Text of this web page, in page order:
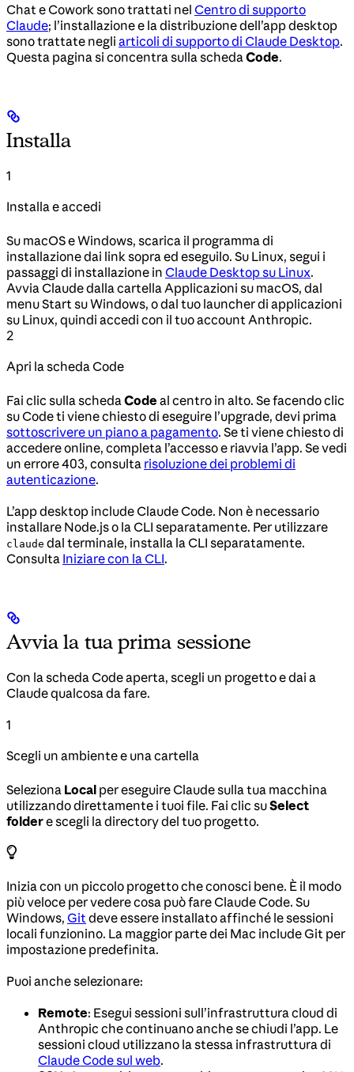
Chat e Cowork sono trattati nel Centro di supporto
Claude; l’installazione e la distribuzione dell’app desktop
sono trattate negli articoli di supporto di Claude Desktop.
Questa pagina si concentra sulla scheda Code.
Installa
1
Installa e accedi
Su macOS e Windows, scarica il programma di
installazione dai link sopra ed eseguilo. Su Linux, segui i
passaggi di installazione in Claude Desktop su Linux.
Avvia Claude dalla cartella Applicazioni su macOS, dal
menu Start su Windows, o dal tuo launcher di applicazioni
su Linux, quindi accedi con il tuo account Anthropic.
2
Apri la scheda Code
Fai clic sulla scheda Code al centro in alto. Se facendo clic
su Code ti viene chiesto di eseguire l’upgrade, devi prima
sottoscrivere un piano a pagamento. Se ti viene chiesto di
accedere online, completa l’accesso e riavvia l’app. Se vedi
un errore 403, consulta risoluzione dei problemi di
autenticazione.
L’app desktop include Claude Code. Non è necessario
installare Node.js o la CLI separatamente. Per utilizzare
claude dal terminale, installa la CLI separatamente.
Consulta Iniziare con la CLI.
Avvia la tua prima sessione
Con la scheda Code aperta, scegli un progetto e dai a
Claude qualcosa da fare.
1
Scegli un ambiente e una cartella
Seleziona Local per eseguire Claude sulla tua macchina
utilizzando direttamente i tuoi file. Fai clic suSelect
foldere scegli la directory del tuo progetto.
Inizia con un piccolo progetto che conosci bene. È il modo
più veloce per vedere cosa può fare Claude Code. Su
Windows, Git deve essere installato affinché le sessioni
locali funzionino. La maggior parte dei Mac include Git per
impostazione predefinita.
Puoi anche selezionare:
Remote: Esegui sessioni sull’infrastruttura cloud di
Anthropic che continuano anche se chiudi l’app. Le
sessioni cloud utilizzano la stessa infrastruttura di
Claude Code sul web.